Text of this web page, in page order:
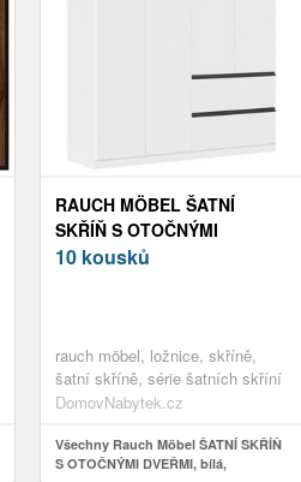
RAUCH MÖBEL ŠATNÍ
SKŘÍŇ S OTOČNÝMI
DVEŘMI, BÍLÁ, 181/197/54
10 kousků
rauch möbel, ložnice, skříně,
šatní skříně, série šatních skříní
DomovNabytek.cz
Všechny Rauch Möbel ŠATNÍ SKŘÍŇ
S OTOČNÝMI DVEŘMI, bílá,